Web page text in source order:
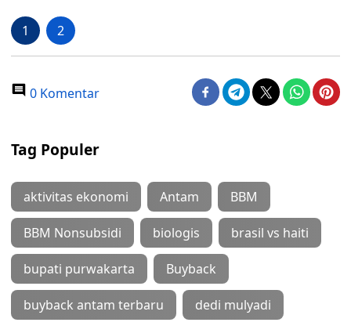
1 2
0 Komentar
Tag Populer
aktivitas ekonomi Antam BBM
BBM Nonsubsidi biologis brasil vs haiti
bupati purwakarta Buyback
buyback antam terbaru dedi mulyadi